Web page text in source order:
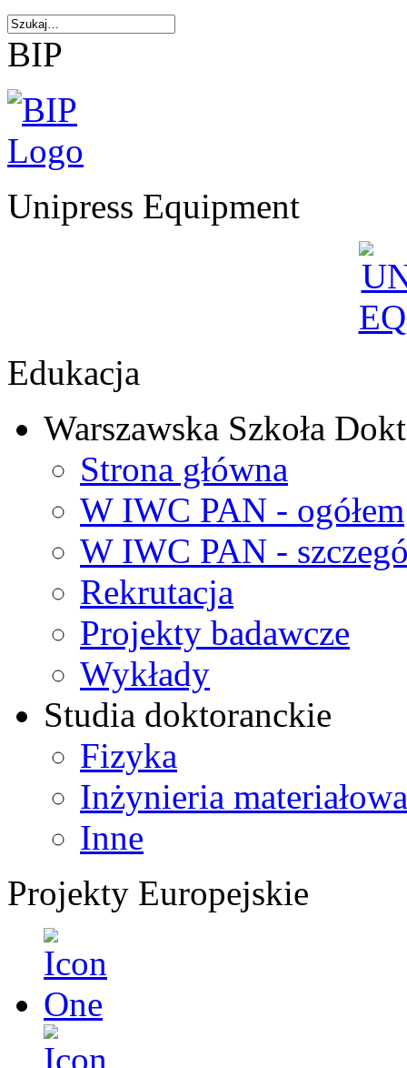
BIP
Unipress Equipment
Edukacja
Warszawska Szkoła
Strona główna
W IWC PAN - ogółem
W IWC PAN -
Rekrutacja
Projekty badawcze
Wykłady
Studia doktoranckie
Fizyka
Inżynieria materiałowa
Inne
Projekty Europejskie